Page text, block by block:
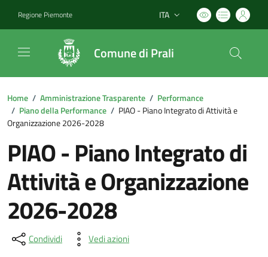
Regione Piemonte Lingua attiva:
ITA
Comune di Prali
Home / Amministrazione Trasparente / Performance
/ Piano della Performance / PIAO - Piano Integrato di Attività e
Organizzazione 2026-2028
PIAO - Piano Integrato di
Attività e Organizzazione
2026-2028
Condividi Vedi azioni